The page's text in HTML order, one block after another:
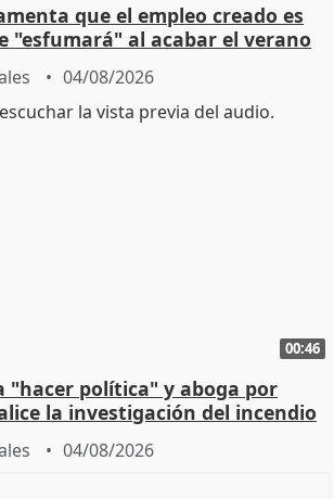
que el empleo creado es
"esfumará" al acabar el verano
04/08/2026
00:46
"hacer política" y aboga por
la investigación del incendio
04/08/2026